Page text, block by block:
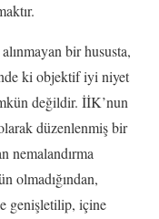
bir hususta,
ki objektif iyi niyet
değildir. İİK’nun
düzenlenmiş bir
nemalandırma
olmadığından,
genişletilip, içine